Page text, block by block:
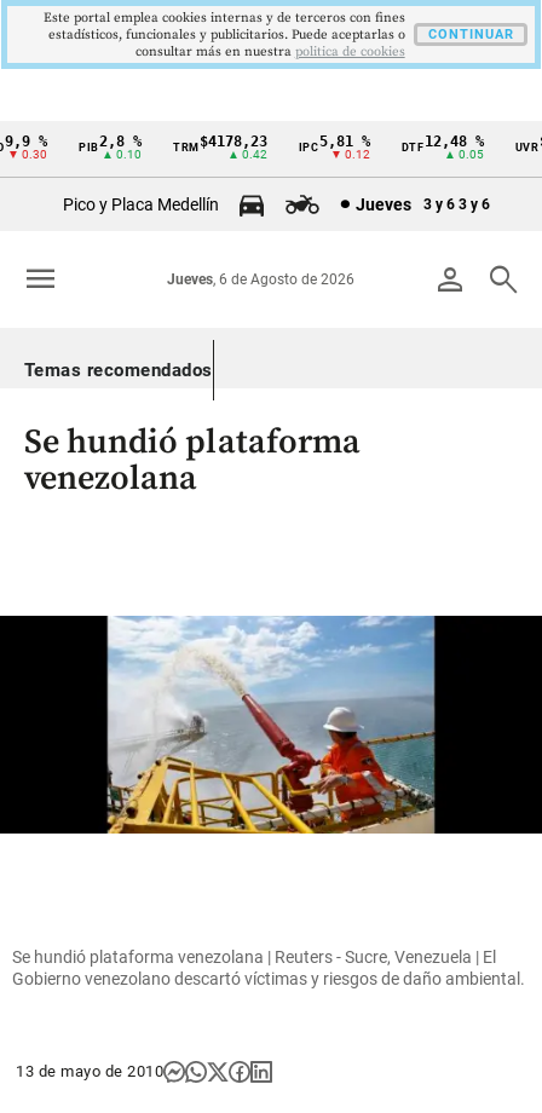
Cintillo
Colombia
%
0.30
PIB2,8 %
▲ 0.10
TRM$4178,23
▲ 0.42
IPC5,81 %
▼ 0.12
DTF12,48 %
▲ 0.05
UVR
Pico y Placa Medellín Jueves 3 y 6 3 y 6
person search
Jueves, 6 de Agosto de 2026
menu
Temas recomendados
Se hundió plataforma
venezolana
Se hundió plataforma venezolana | Reuters - Sucre, Venezuela | El
Gobierno venezolano descartó víctimas y riesgos de daño ambiental.
13 de mayo de 2010
Este portal emplea cookies internas y de terceros con fines
estadísticos, funcionales y publicitarios. Puede aceptarlas o
consultar más en nuestra politica de cookies
CONTINUAR